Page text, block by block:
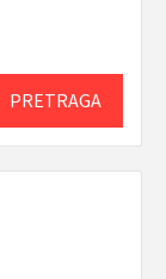
PRETRAGA